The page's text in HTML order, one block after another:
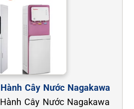
Cây Nước Nagakawa
Cây Nước Nagakawa